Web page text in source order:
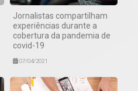
Jornalistas compartilham
experiências durante a
cobertura da pandemia de
covid-19
07/04/2021